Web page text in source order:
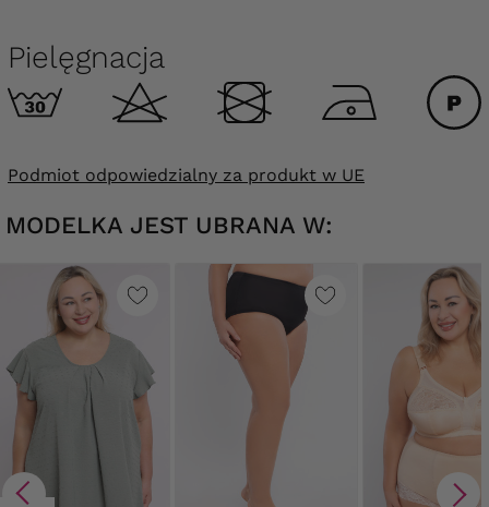
Pielęgnacja
Podmiot odpowiedzialny za produkt w UE
MODELKA JEST UBRANA W: